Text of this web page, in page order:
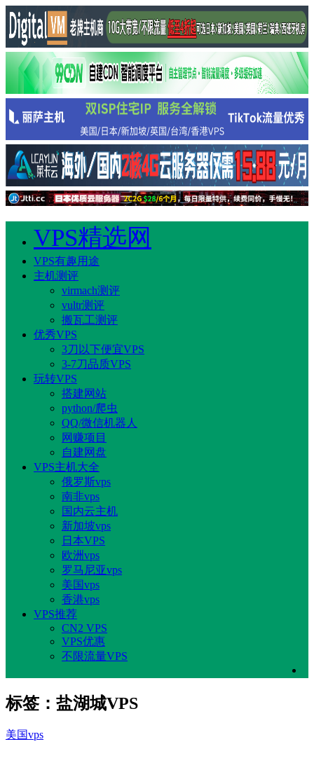
VPS精选网
VPS有趣用途
主机测评
virmach测评
vultr测评
搬瓦工测评
优秀VPS
3刀以下便宜VPS
3-7刀品质VPS
玩转VPS
搭建网站
python/爬虫
QQ/微信机器人
网赚项目
自建网盘
VPS主机大全
俄罗斯vps
南非vps
国内云主机
新加坡vps
日本VPS
欧洲vps
罗马尼亚vps
美国vps
香港vps
VPS推荐
CN2 VPS
VPS优惠
不限流量VPS
标签：盐湖城VPS
美国vps